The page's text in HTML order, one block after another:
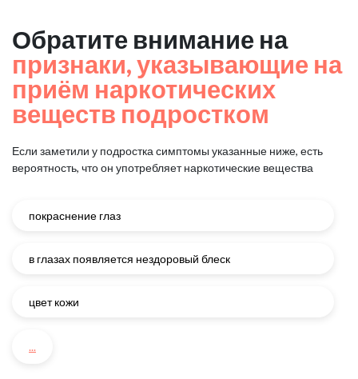
Обратите внимание на
признаки, указывающие на
приём наркотических
веществ подростком
Если заметили у подростка симптомы указанные ниже, есть
вероятность, что он употребляет наркотические вещества
покраснение глаз
в глазах появляется нездоровый блеск
цвет кожи
...